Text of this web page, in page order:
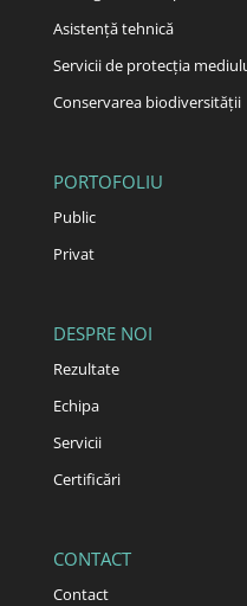
Asistență tehnică
Servicii de protecția
Conservarea biodiversității
PORTOFOLIU
Public
Privat
DESPRE NOI
Rezultate
Echipa
Servicii
Certificări
CONTACT
Contact